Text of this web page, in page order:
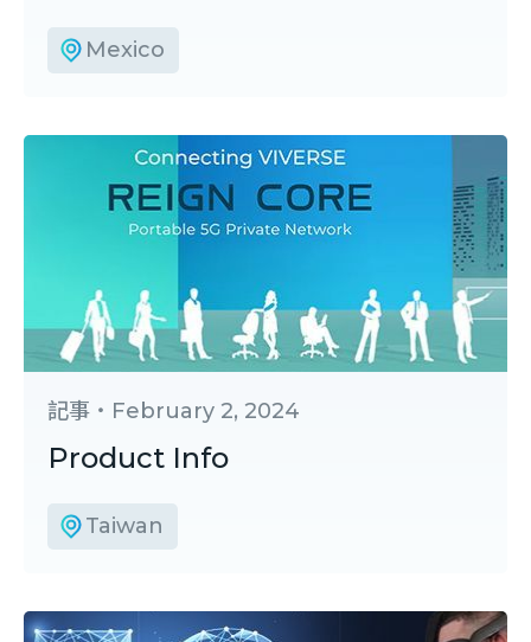
Wireless VR and Private 5G
Mexico
記事 ・ February 2, 2024
Product Info
Taiwan